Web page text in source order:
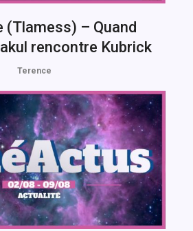
(Tlamess) – Quand
rencontre Kubrick
Terence